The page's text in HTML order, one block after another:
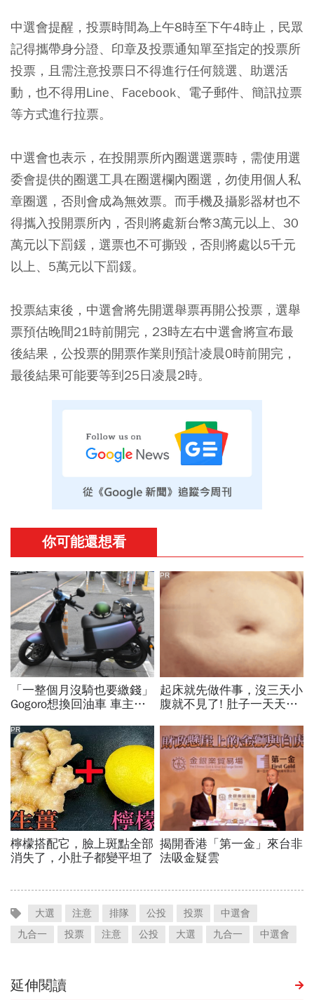
中選會提醒，投票時間為上午8時至下午4時止，民眾
記得攜帶身分證、印章及投票通知單至指定的投票所
投票，且需注意投票日不得進行任何競選、助選活
動，也不得用Line、Facebook、電子郵件、簡訊拉票
等方式進行拉票。
中選會也表示，在投開票所內圈選選票時，需使用選
委會提供的圈選工具在圈選欄內圈選，勿使用個人私
章圈選，否則會成為無效票。而手機及攝影器材也不
得攜入投開票所內，否則將處新台幣3萬元以上、30
萬元以下罰鍰，選票也不可撕毀，否則將處以5千元
以上、5萬元以下罰鍰。
投票結束後，中選會將先開選舉票再開公投票，選舉
票預估晚間21時前開完，23時左右中選會將宣布最
後結果，公投票的開票作業則預計凌晨0時前開完，
最後結果可能要等到25日凌晨2時。
大選 注意 排隊 公投 投票
中選會
九合一
投票 注意 公投 大選 九合一 中選會
延伸閱讀